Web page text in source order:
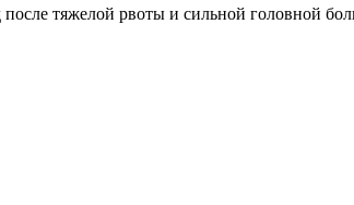
после тяжелой рвоты и сильной головной